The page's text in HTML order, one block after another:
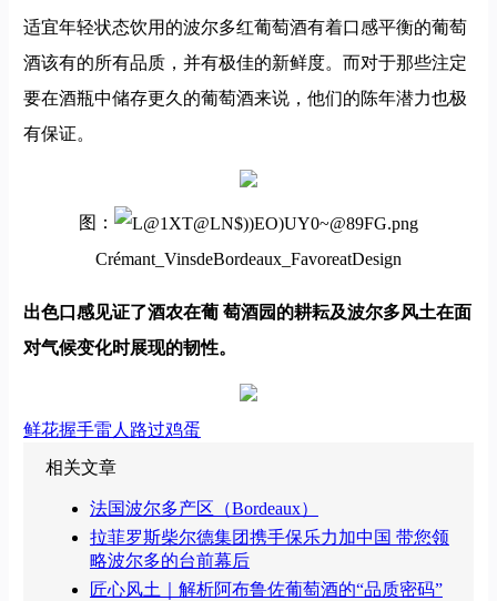
适宜年轻状态饮用的波尔多红葡萄酒有着口感平衡的葡萄
酒该有的所有品质，并有极佳的新鲜度。而对于那些注定
要在酒瓶中储存更久的葡萄酒来说，他们的陈年潜力也极
有保证。
图：
Crémant_VinsdeBordeaux_FavoreatDesign
出色口感见证了酒农在葡 萄酒园的耕耘及波尔多风土在面
对气候变化时展现的韧性。
鲜花握手雷人 路过鸡蛋
相关文章
法国波尔多产区（Bordeaux）
拉菲罗斯柴尔德集团携手保乐力加中国 带您领
略波尔多的台前幕后
匠心风土｜解析阿布鲁佐葡萄酒的“品质密码”